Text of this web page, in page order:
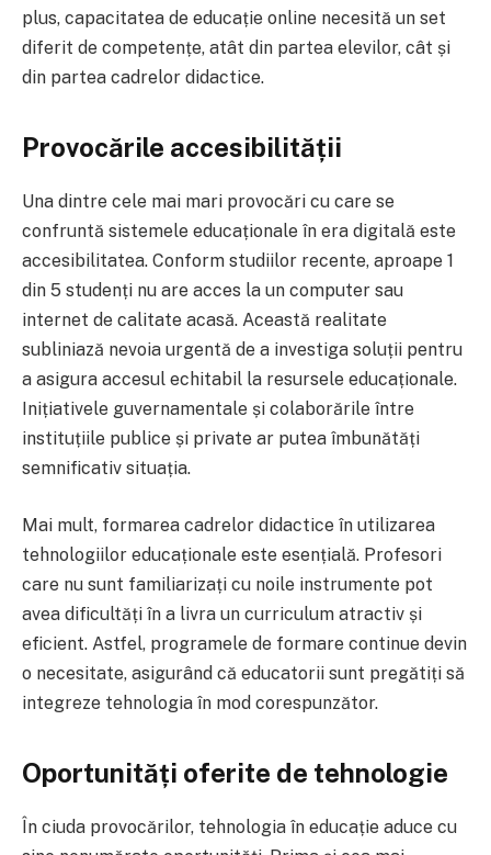
plus, capacitatea de educație online necesită un set
diferit de competențe, atât din partea elevilor, cât și
din partea cadrelor didactice.
Provocările accesibilității
Una dintre cele mai mari provocări cu care se
confruntă sistemele educaționale în era digitală este
accesibilitatea. Conform studiilor recente, aproape 1
din 5 studenți nu are acces la un computer sau
internet de calitate acasă. Această realitate
subliniază nevoia urgentă de a investiga soluții pentru
a asigura accesul echitabil la resursele educaționale.
Inițiativele guvernamentale și colaborările între
instituțiile publice și private ar putea îmbunătăți
semnificativ situația.
Mai mult, formarea cadrelor didactice în utilizarea
tehnologiilor educaționale este esențială. Profesori
care nu sunt familiarizați cu noile instrumente pot
avea dificultăți în a livra un curriculum atractiv și
eficient. Astfel, programele de formare continue devin
o necesitate, asigurând că educatorii sunt pregătiți să
integreze tehnologia în mod corespunzător.
Oportunități oferite de tehnologie
În ciuda provocărilor, tehnologia în educație aduce cu